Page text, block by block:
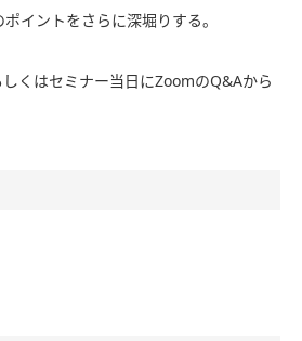
イントをさらに深堀りする。
くはセミナー当日にZoomのQ&Aから